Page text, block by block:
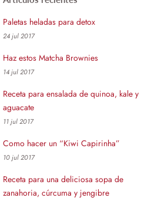
Paletas heladas para detox
24 jul 2017
Haz estos Matcha Brownies
14 jul 2017
Receta para ensalada de quinoa, kale y
aguacate
11 jul 2017
Como hacer un “Kiwi Capirinha”
10 jul 2017
Receta para una deliciosa sopa de
zanahoria, cúrcuma y jengibre